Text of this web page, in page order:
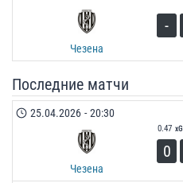
Чезена
-
Последние матчи
25.04.2026 - 20:30
Чезена
0.47 xG
0